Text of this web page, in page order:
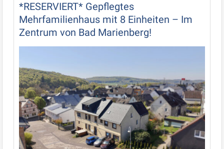
*RESERVIERT* Gepflegtes
Mehrfamilienhaus mit 8 Einheiten – Im
Zentrum von Bad Marienberg!